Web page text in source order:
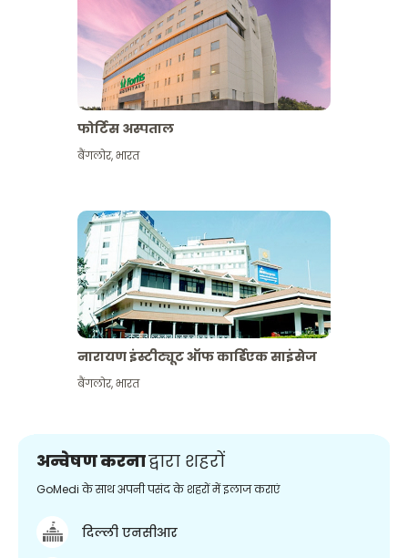
फोर्टिस अस्पताल
बैंगलोर,भारत
नारायण इंस्टीट्यूट ऑफ कार्डिएक साइंसेज
बैंगलोर,भारत
अन्वेषण करनाद्वारा शहरों
GoMedi के साथ अपनी पसंद के शहरों में इलाज कराएं
दिल्ली एनसीआर